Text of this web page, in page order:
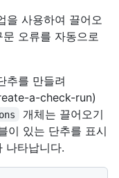
을 사용하여 끌어오
오류를 자동으로
추를 만들려
a-check-run)
개체는 끌어오기
이 있는 단추를 표시
나타납니다.